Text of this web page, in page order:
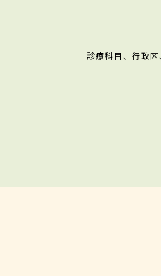
診療科目、行政